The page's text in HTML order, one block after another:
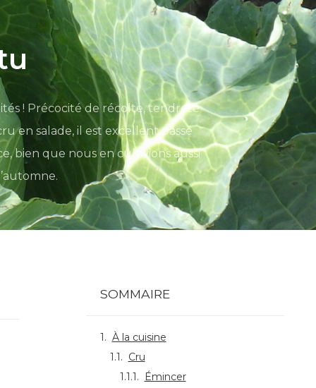
! Précocité de récolte, tendreté
en salade, il est excellent passé
bien que nous en cultivions aussi
SOMMAIRE
À la cuisine
Cru
Émincer